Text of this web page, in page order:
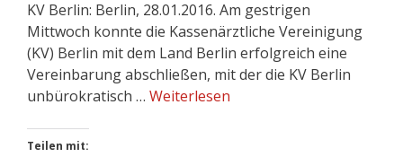
KV Berlin: Berlin, 28.01.2016. Am gestrigen
Mittwoch konnte die Kassenärztliche Vereinigung
(KV) Berlin mit dem Land Berlin erfolgreich eine
Vereinbarung abschließen, mit der die KV Berlin
unbürokratisch … Weiterlesen
Teilen mit: